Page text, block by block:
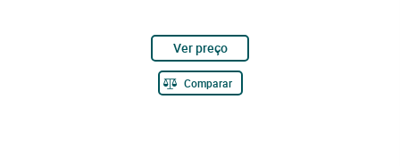
Ver preço
Comparar